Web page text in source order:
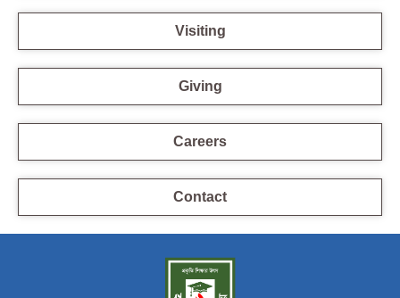
Visiting
Giving
Careers
Contact